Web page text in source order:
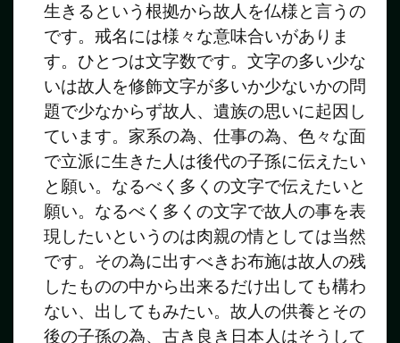
生きるという根拠から故人を仏様と言うの
です。戒名には様々な意味合いがありま
す。ひとつは文字数です。文字の多い少な
いは故人を修飾文字が多いか少ないかの問
題で少なからず故人、遺族の思いに起因し
ています。家系の為、仕事の為、色々な面
で立派に生きた人は後代の子孫に伝えたい
と願い。なるべく多くの文字で伝えたいと
願い。なるべく多くの文字で故人の事を表
現したいというのは肉親の情としては当然
です。その為に出すべきお布施は故人の残
したものの中から出来るだけ出しても構わ
ない、出してもみたい。故人の供養とその
後の子孫の為、古き良き日本人はそうして